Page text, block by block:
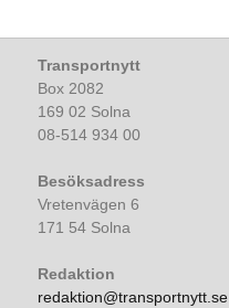
Transportnytt
Box 2082
169 02 Solna
08-514 934 00
Besöksadress
Vretenvägen 6
171 54 Solna
Redaktion
redaktion@transportnytt.se